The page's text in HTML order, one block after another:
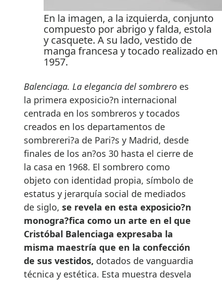
En la imagen, a la izquierda, conjunto
compuesto por abrigo y falda, estola
y casquete. A su lado, vestido de
manga francesa y tocado realizado en
1957.
Balenciaga. La elegancia del sombrero es
la primera exposicio?n internacional
centrada en los sombreros y tocados
creados en los departamentos de
sombrereri?a de Pari?s y Madrid, desde
finales de los an?os 30 hasta el cierre de
la casa en 1968. El sombrero como
objeto con identidad propia, símbolo de
estatus y jerarquía social de mediados
de siglo, se revela en esta exposicio?n
monogra?fica como un arte en el que
Cristóbal Balenciaga expresaba la
misma maestría que en la confección
de sus vestidos, dotados de vanguardia
técnica y estética. Esta muestra desvela